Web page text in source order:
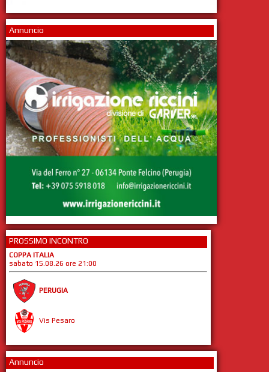
Annuncio
PROSSIMO INCONTRO
COPPA ITALIA
sabato 15.08.26 ore 21:00
PERUGIA
Vis Pesaro
Annuncio